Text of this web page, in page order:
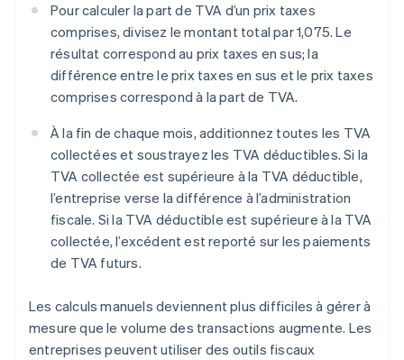
Pour calculer la part de TVA d’un prix taxes
comprises, divisez le montant total par 1,075. Le
résultat correspond au prix taxes en sus; la
différence entre le prix taxes en sus et le prix taxes
comprises correspond à la part de TVA.
À la fin de chaque mois, additionnez toutes les TVA
collectées et soustrayez les TVA déductibles. Si la
TVA collectée est supérieure à la TVA déductible,
l’entreprise verse la différence à l’administration
fiscale. Si la TVA déductible est supérieure à la TVA
collectée, l’excédent est reporté sur les paiements
de TVA futurs.
Les calculs manuels deviennent plus difficiles à gérer à
mesure que le volume des transactions augmente. Les
entreprises peuvent utiliser des outils fiscaux